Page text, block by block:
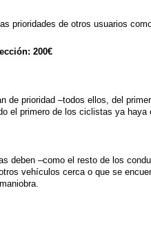
prioridades de otros usuarios
200€
de prioridad –todos ellos, del
el primero de los ciclistas ya haya
deben –como el resto de los
vehículos cerca o que se